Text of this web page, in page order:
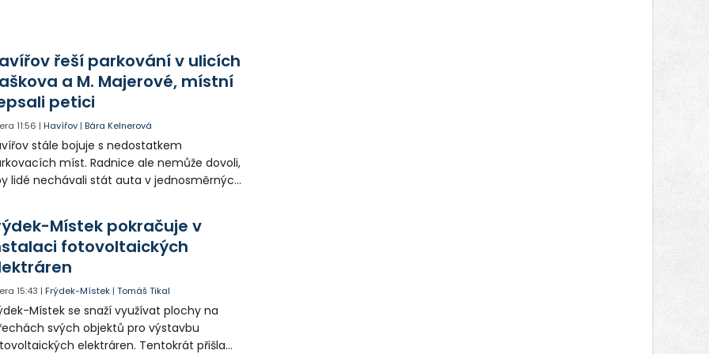
řeší parkování v ulicích
a M. Majerové, místní
petici
11:56 |Havířov |Bára Kelnerová
stále bojuje s nedostatkem
míst. Radnice ale nemůže dovoli,
lidé nechávali stát auta v jednosměrných
někteří obyvatelé rozhodli sepsat petici.
Místek pokračuje v
fotovoltaických
15:43 |Frýdek-Místek |Tomáš Tikal
Místek se snaží využívat plochy na
svých objektů pro výstavbu
elektráren. Tentokrát přišla